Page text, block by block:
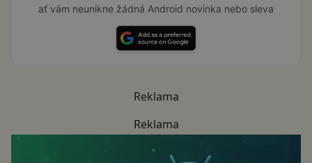
ať vám neunikne žádná Android novinka nebo sleva
Reklama
Reklama